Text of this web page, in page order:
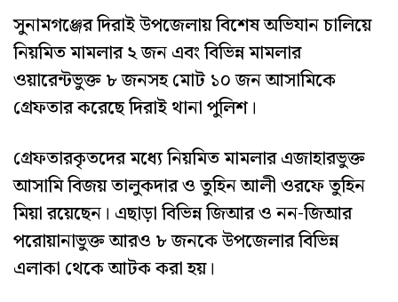
সুনামগঞ্জের দিরাই উপজেলায় বিশেষ অভিযান চালিয়ে
নিয়মিত মামলার ২ জন এবং বিভিন্ন মামলার
ওয়ারেন্টভুক্ত ৮ জনসহ মোট ১০ জন আসামিকে
গ্রেফতার করেছে দিরাই থানা পুলিশ।
গ্রেফতারকৃতদের মধ্যে নিয়মিত মামলার এজাহারভুক্ত
আসামি বিজয় তালুকদার ও তুহিন আলী ওরফে তুহিন
মিয়া রয়েছেন। এছাড়া বিভিন্ন জিআর ও নন-জিআর
পরোয়ানাভুক্ত আরও ৮ জনকে উপজেলার বিভিন্ন
এলাকা থেকে আটক করা হয়।